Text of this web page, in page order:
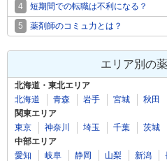
4
短期間での転職は不利になる？
5
薬剤師のコミュ力とは？
エリア別の
北海道・東北エリア
北海道
青森 岩手 宮城 秋田
関東エリア
東京
神奈川 埼玉 千葉 茨城
中部エリア
愛知
岐阜 静岡 山梨 新潟